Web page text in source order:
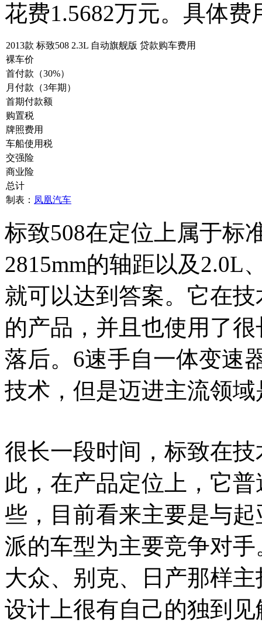
花费1.5682万元。具体费
2013款 标致508 2.3L 自动旗舰版 贷款购车费用
裸车价
首付款（30%）
月付款（3年期）
首期付款额
购置税
牌照费用
车船使用税
交强险
商业险
总计
制表： 凤凰汽车
标致508在定位上属于标
2815mm的轴距以及2.0L
就可以达到答案。它在
的产品，并且也使用了
落后。6速手自一体变速
技术，但是迈进主流领
很长一段时间，标致在
此，在产品定位上，它
些，目前看来主要是与
派的车型为主要竞争对
大众、别克、日产那样
设计上很有自己的独到